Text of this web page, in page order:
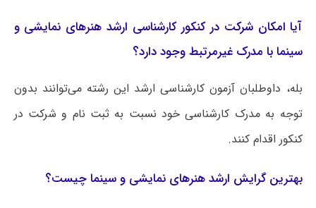
آیا امکان شرکت در کنکور کارشناسی ارشد هنرهای نمایشی و
سینما با مدرک غیرمرتبط وجود دارد؟
بله، داوطلبان آزمون کارشناسی ارشد این رشته می‌توانند بدون
توجه به مدرک کارشناسی خود نسبت به ثبت نام و شرکت در
کنکور اقدام کنند.
بهترین گرایش ارشد هنرهای نمایشی و سینما چیست؟